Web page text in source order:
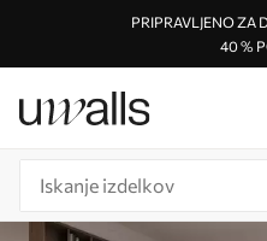
PRIPRAVLJENO ZA
40 %